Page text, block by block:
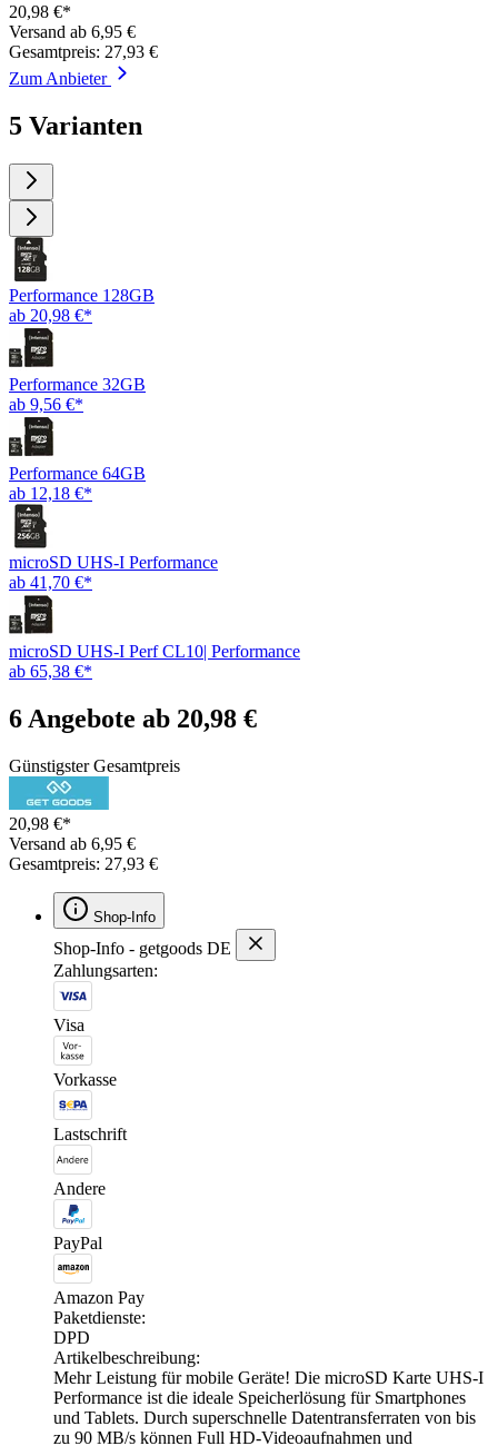
20,98 €*
Versand ab 6,95 €
Gesamtpreis: 27,93 €
Zum Anbieter
5 Varianten
Performance 128GB
ab 20,98 €*
Performance 32GB
ab 9,56 €*
Performance 64GB
ab 12,18 €*
microSD UHS-I Performance
ab 41,70 €*
microSD UHS-I Perf CL10| Performance
ab 65,38 €*
6 Angebote ab 20,98 €
Günstigster Gesamtpreis
20,98 €*
Versand ab 6,95 €
Gesamtpreis: 27,93 €
Shop-Info
Shop-Info - getgoods DE
Zahlungsarten:
Visa
Vorkasse
Lastschrift
Andere
PayPal
Amazon Pay
Paketdienste:
DPD
Artikelbeschreibung:
Mehr Leistung für mobile Geräte! Die microSD Karte UHS-I
Performance ist die ideale Speicherlösung für Smartphones
und Tablets. Durch superschnelle Datentransferraten von bis
zu 90 MB/s können Full HD-Videoaufnahmen und